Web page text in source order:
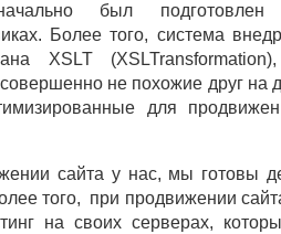
был
Более того, система
XSLT
не похожие друг на
для
сайта у нас, мы готовы
того, при продвижении
на своих серверах,